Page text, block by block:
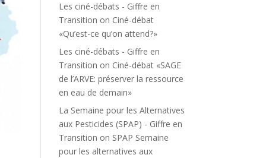
Les ciné-débats - Giffre en
Transition on Ciné-débat
«Qu’est-ce qu’on attend?»
Les ciné-débats - Giffre en
Transition on Ciné-débat «SAGE
de l’ARVE: préserver la ressource
en eau de demain»
La Semaine pour les Alternatives
aux Pesticides (SPAP) - Giffre en
Transition on SPAP Semaine
pour les alternatives aux